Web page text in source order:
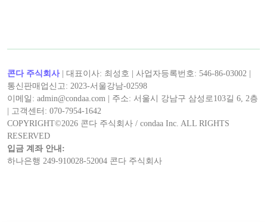
콘다 주식회사| 대표이사: 최성호 | 사업자등록번호: 546-86-03002 |
통신판매업신고: 2023-서울강남-02598
이메일: admin@condaa.com | 주소: 서울시 강남구 삼성로103길 6, 2층
| 고객센터: 070-7954-1642
COPYRIGHT©2026 콘다 주식회사 / condaa Inc. ALL RIGHTS
RESERVED
입금 계좌 안내:
하나은행 249-910028-52004 콘다 주식회사